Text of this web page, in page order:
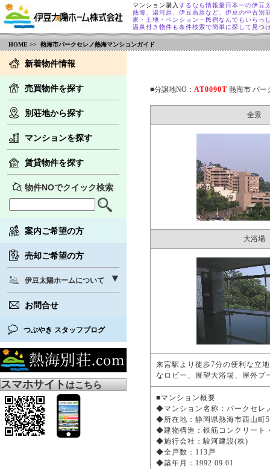
マンション購入 するなら情報量日本一の伊豆
熱海、湯河原、伊豆高原など、伊豆の中古別
家・土地・ペンション・民宿なんでもいらっ
温泉付き物件も条件検索で簡単に探して見つ
HOME >> 熱海市パークセレノ熱海マンションガイド
新着物件情報
売買物件を探す
別荘地から探す
マンションを探す
賃貸物件を探す
物件NOでクイック検索
案内ご希望の方
売却ご希望の方
伊豆太陽ホームについて
お問合せ
つぶやき スタッフブログ
スマホサイトはこちら
■分譲地NO： AT0090T 熱海市 パー
全景
大浴場
来宮駅より徒歩7分の便利な立
なロビー、展望大浴場、屋外プ
■マンション概要
◆マンション名称：パークセ
◆所在地：静岡県熱海市西山
◆建物構造：鉄筋コンクリー
◆施行会社：駿河建設(株)
◆全戸数：113戸
◆築年月：1992.09.01